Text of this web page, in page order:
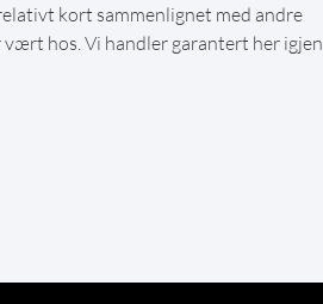
kort sammenlignet med andre
hos. Vi handler garantert her igjen